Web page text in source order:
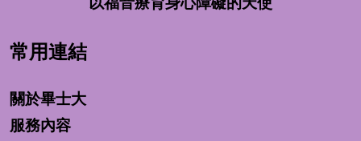
常用連結
關於畢士大
服務內容